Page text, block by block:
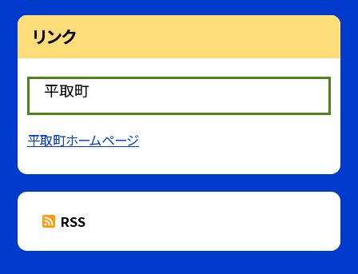
リンク
平取町
平取町ホームページ
RSS